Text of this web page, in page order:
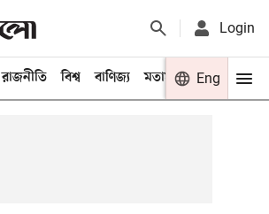
Login
রাজনীতি বিশ্ব বাণিজ্য মতামত খেলা
Eng